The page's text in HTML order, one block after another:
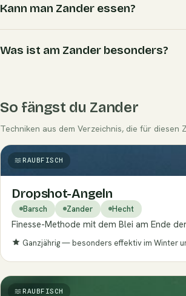
Kann man Zander essen?
Was ist am Zander besonders?
So fängst du Zander
Techniken aus dem Verzeichnis, die für diesen
RAUBFISCH
Dropshot-Angeln
Barsch Zander Hecht
Finesse-Methode mit dem Blei am Ende
Ganzjährig — besonders effektiv im Winter
RAUBFISCH